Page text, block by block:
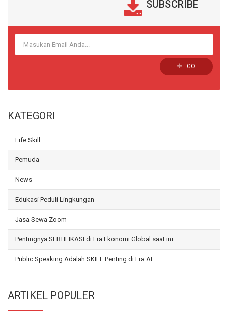
SUBSCRIBE
GO
KATEGORI
Life Skill
Pemuda
News
Edukasi Peduli Lingkungan
Jasa Sewa Zoom
Pentingnya SERTIFIKASI di Era Ekonomi Global saat ini
Public Speaking Adalah SKILL Penting di Era AI
ARTIKEL POPULER